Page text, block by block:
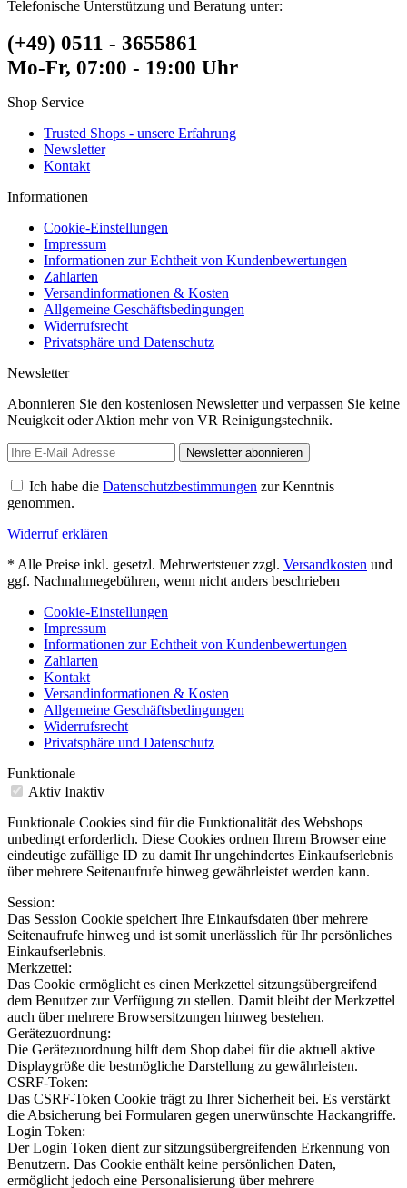
Telefonische Unterstützung und Beratung unter:
(+49) 0511 - 3655861
Mo-Fr, 07:00 - 19:00 Uhr
Shop Service
Trusted Shops - unsere Erfahrung
Newsletter
Kontakt
Informationen
Cookie-Einstellungen
Impressum
Informationen zur Echtheit von Kundenbewertungen
Zahlarten
Versandinformationen & Kosten
Allgemeine Geschäftsbedingungen
Widerrufsrecht
Privatsphäre und Datenschutz
Newsletter
Abonnieren Sie den kostenlosen Newsletter und verpassen Sie keine
Neuigkeit oder Aktion mehr von VR Reinigungstechnik.
Newsletter abonnieren
Ich habe die Datenschutzbestimmungen zur Kenntnis
genommen.
Widerruf erklären
* Alle Preise inkl. gesetzl. Mehrwertsteuer zzgl. Versandkosten und
ggf. Nachnahmegebühren, wenn nicht anders beschrieben
Cookie-Einstellungen
Impressum
Informationen zur Echtheit von Kundenbewertungen
Zahlarten
Kontakt
Versandinformationen & Kosten
Allgemeine Geschäftsbedingungen
Widerrufsrecht
Privatsphäre und Datenschutz
Funktionale
Aktiv Inaktiv
Funktionale Cookies sind für die Funktionalität des Webshops
unbedingt erforderlich. Diese Cookies ordnen Ihrem Browser eine
eindeutige zufällige ID zu damit Ihr ungehindertes Einkaufserlebnis
über mehrere Seitenaufrufe hinweg gewährleistet werden kann.
Session:
Das Session Cookie speichert Ihre Einkaufsdaten über mehrere
Seitenaufrufe hinweg und ist somit unerlässlich für Ihr persönliches
Einkaufserlebnis.
Merkzettel:
Das Cookie ermöglicht es einen Merkzettel sitzungsübergreifend
dem Benutzer zur Verfügung zu stellen. Damit bleibt der Merkzettel
auch über mehrere Browsersitzungen hinweg bestehen.
Gerätezuordnung:
Die Gerätezuordnung hilft dem Shop dabei für die aktuell aktive
Displaygröße die bestmögliche Darstellung zu gewährleisten.
CSRF-Token:
Das CSRF-Token Cookie trägt zu Ihrer Sicherheit bei. Es verstärkt
die Absicherung bei Formularen gegen unerwünschte Hackangriffe.
Login Token:
Der Login Token dient zur sitzungsübergreifenden Erkennung von
Benutzern. Das Cookie enthält keine persönlichen Daten,
ermöglicht jedoch eine Personalisierung über mehrere